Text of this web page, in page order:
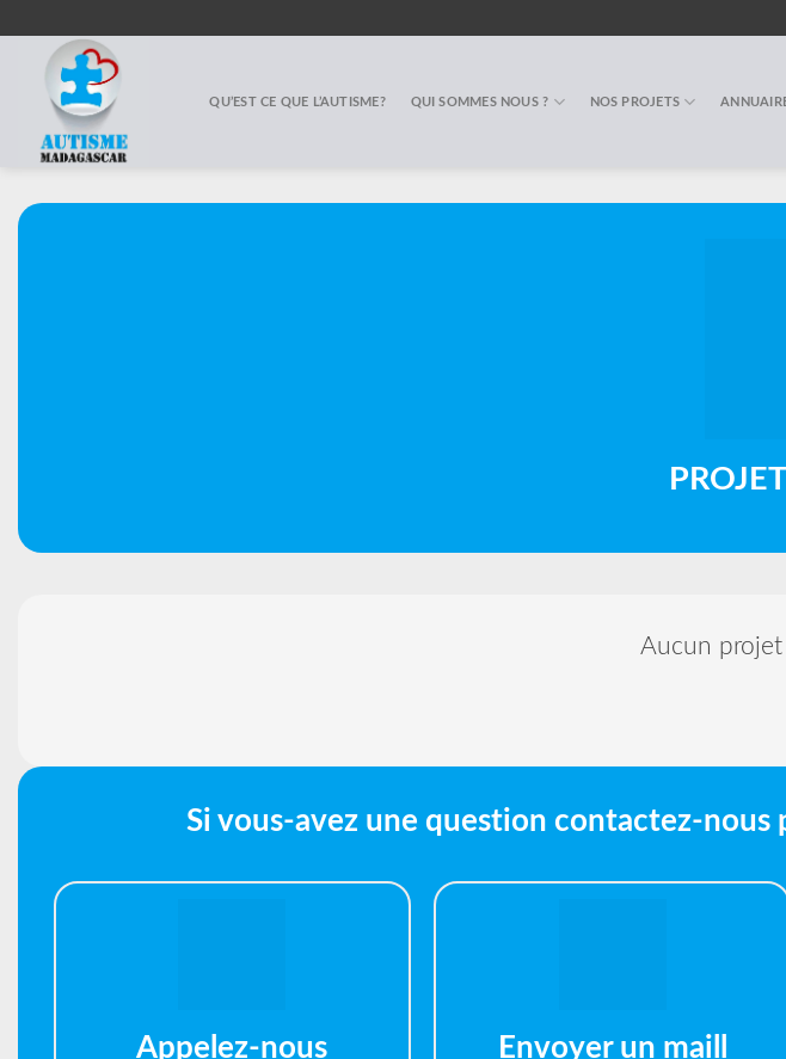
content
QU’EST CE QUE L’AUTISME? QUI SOMMES NOUS ? NOS PROJETS
Aucun
Si vous-avez une question contactez-
Appelez-nous Envoyer un maill